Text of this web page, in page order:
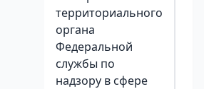
территориального
органа
Федеральной
службы по
надзору в сфере